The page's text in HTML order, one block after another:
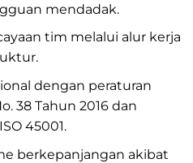
mendadak.
tim melalui alur kerja
dengan peraturan
38 Tahun 2016 dan
45001.
berkepanjangan akibat